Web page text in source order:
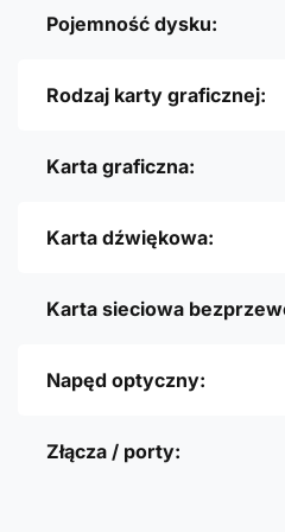
Pojemność dysku:
Rodzaj karty graficznej:
Karta graficzna:
Karta dźwiękowa:
Karta sieciowa
Napęd optyczny:
Złącza / porty: